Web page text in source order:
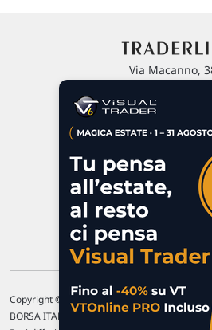
Via Macanno,
P.IVA 02 452 460
Commenti e
Contattaci
Copyright © 1996-2026 Traderlink Italia s.r.l.
BORSA ITALIANA Quotazioni di borsa